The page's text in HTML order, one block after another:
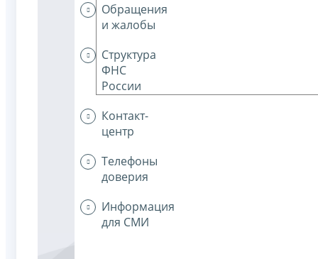
Обращения
и жалобы
Структура
ФНС
России
Контакт-
центр
Телефоны
доверия
Информация
для СМИ